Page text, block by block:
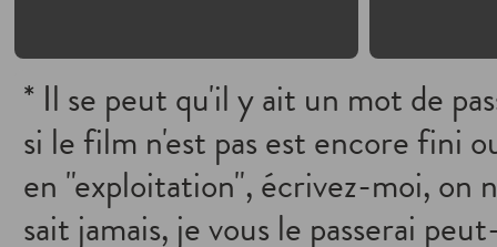
* Il se peut qu'il y ait un mot de
si le film n'est pas est encore fini
en "exploitation", écrivez-moi, on
sait jamais, je vous le passerai